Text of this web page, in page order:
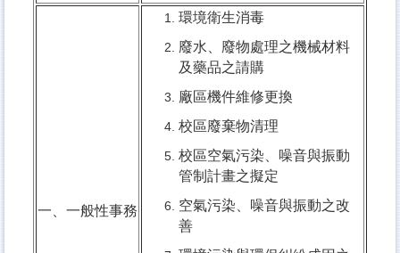
一、一般性事務
環境衛生消毒
廢水、廢物處理之機械材料
及藥品之請購
廠區機件維修更換
校區廢棄物清理
校區空氣污染、噪音與振動
管制計畫之擬定
空氣污染、噪音與振動之改
善